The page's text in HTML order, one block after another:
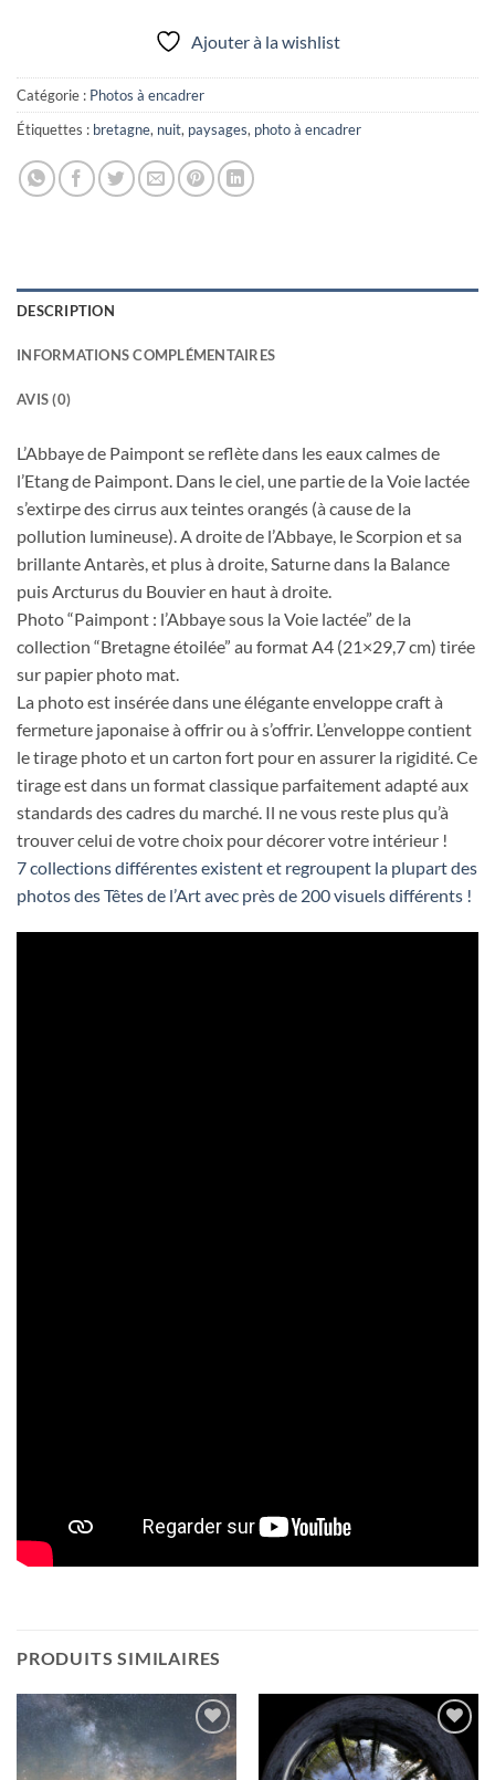
Ajouter à la wishlist
Catégorie : Photos à encadrer
Étiquettes : bretagne, nuit, paysages, photo à encadrer
DESCRIPTION
INFORMATIONS COMPLÉMENTAIRES
AVIS (0)
L’Abbaye de Paimpont se reflète dans les eaux calmes de
l’Etang de Paimpont. Dans le ciel, une partie de la Voie lactée
s’extirpe des cirrus aux teintes orangés (à cause de la
pollution lumineuse). A droite de l’Abbaye, le Scorpion et sa
brillante Antarès, et plus à droite, Saturne dans la Balance
puis Arcturus du Bouvier en haut à droite.
Photo “Paimpont : l’Abbaye sous la Voie lactée” de la
collection “Bretagne étoilée” au format A4 (21×29,7 cm) tirée
sur papier photo mat.
La photo est insérée dans une élégante enveloppe craft à
fermeture japonaise à offrir ou à s’offrir. L’enveloppe contient
le tirage photo et un carton fort pour en assurer la rigidité. Ce
tirage est dans un format classique parfaitement adapté aux
standards des cadres du marché. Il ne vous reste plus qu’à
trouver celui de votre choix pour décorer votre intérieur !
7 collections différentes existent et regroupent la plupart des
photos des Têtes de l’Art avec près de 200 visuels différents !
PRODUITS SIMILAIRES
Ajouter
à la
Ajouter
à la